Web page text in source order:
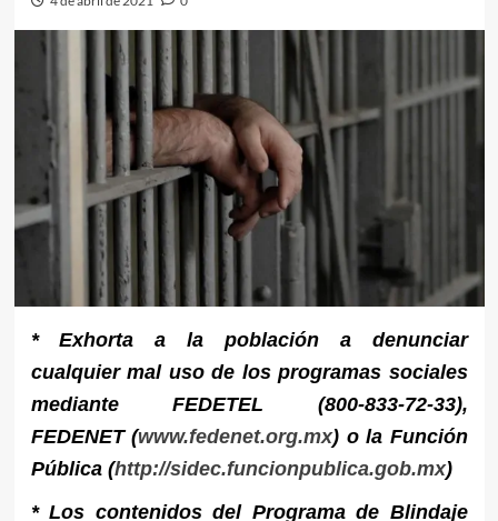
* Exhorta a la población a denunciar
cualquier mal uso de los programas sociales
mediante FEDETEL (800-833-72-33),
FEDENET (www.fedenet.org.mx) o la Función
Pública (http://sidec.funcionpublica.gob.mx)
* Los contenidos del Programa de Blindaje